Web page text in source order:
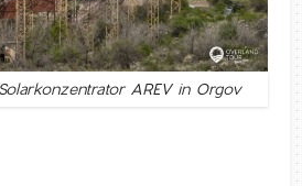
AREV in Orgov